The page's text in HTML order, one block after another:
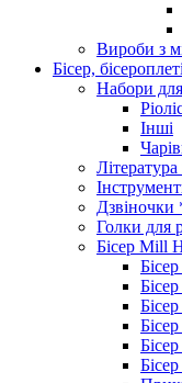
Вироби з
Бісер,
Набори для
Інші
Дзвіночки
Голки для
Бісер Mill